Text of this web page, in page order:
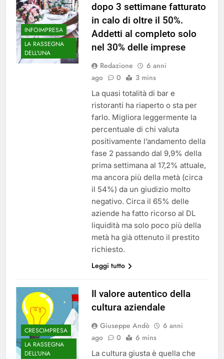
INFOIMPRESA
LA RASSEGNA
DELL'UNA
dopo 3 settimane fatturato
in calo di oltre il 50%.
Addetti al completo solo
nel 30% delle imprese
Redazione
6 anni
ago
0 3 mins
La quasi totalità di bar e
ristoranti ha riaperto o sta per
farlo. Migliora leggermente la
percentuale di chi valuta
positivamente l’andamento della
fase 2 passando dal 9,9% della
prima settimana al 17,2% attuale,
ma ancora più della metà (circa
il 54%) da un giudizio molto
negativo. Circa il 65% delle
aziende ha fatto ricorso al DL
liquidità ma solo poco più della
metà ha già ottenuto il prestito
richiesto.
Leggi tutto
CRESCIMPRESA
LA RASSEGNA
DELL'UNA
Il valore autentico della
cultura aziendale
Giuseppe Andò
6 anni
ago
0 6 mins
La cultura giusta è quella che